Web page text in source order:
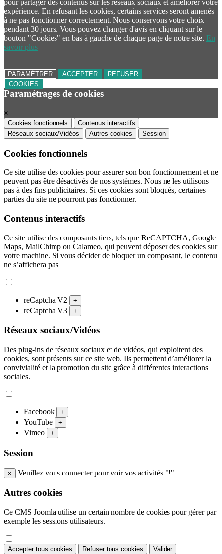
pour partager des contenus sur les réseaux sociaux et améliorer votre
expérience. En refusant les cookies, certains services seront amenés
à ne pas fonctionner correctement. Nous conservons votre choix
pendant 30 jours. Vous pouvez changer d'avis en cliquant sur le
bouton "Cookies" en bas à gauche de chaque page de notre site. En
savoir plus
PARAMÉTRER ACCEPTER
REFUSER
COOKIES
Paramétrages de cookies
×
Cookies fonctionnels
Contenus interactifs
Réseaux sociaux/Vidéos
Autres cookies Session
Cookies fonctionnels
Ce site utilise des cookies pour assurer son bon fonctionnement et ne
peuvent pas être désactivés de nos systèmes. Nous ne les utilisons
pas à des fins publicitaires. Si ces cookies sont bloqués, certaines
parties du site ne pourront pas fonctionner.
Contenus interactifs
Ce site utilise des composants tiers, tels que ReCAPTCHA, Google
Maps, MailChimp ou Calameo, qui peuvent déposer des cookies sur
votre machine. Si vous décider de bloquer un composant, le contenu
ne s’affichera pas
reCaptcha V2 +
reCaptcha V3 +
Réseaux sociaux/Vidéos
Des plug-ins de réseaux sociaux et de vidéos, qui exploitent des
cookies, sont présents sur ce site web. Ils permettent d’améliorer la
convivialité et la promotion du site grâce à différentes interactions
sociales.
Facebook +
YouTube +
Vimeo +
Session
× Veuillez vous connecter pour voir vos activités "!"
Autres cookies
Ce CMS Joomla utilise un certain nombre de cookies pour gérer par
exemple les sessions utilisateurs.
Accepter tous cookies Refuser tous cookies Valider